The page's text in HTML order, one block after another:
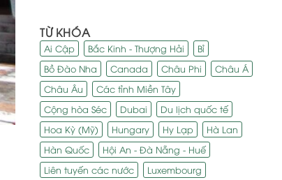
TỪ KHÓA
Ai Cập Bắc Kinh - Thượng Hải
Bỉ
Bồ Đào Nha
Canada Châu Phi
Châu Á
Châu Âu
Các tỉnh Miền Tây
Cộng hòa Séc
Dubai
Du lịch quốc tế
Hoa Kỳ (Mỹ)
Hungary Hy Lạp
Hà Lan
Hàn Quốc
Hội An - Đà Nẵng - Huế
Liên tuyến các nước
Luxembourg